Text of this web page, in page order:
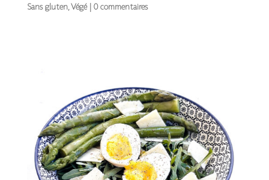
Sans gluten, Végé| 0 commentaires